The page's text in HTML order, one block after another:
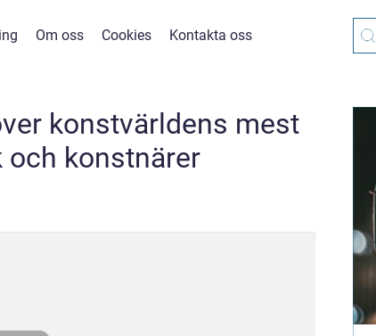
Om oss Cookies Kontakta oss
konstvärldens mest
och konstnärer